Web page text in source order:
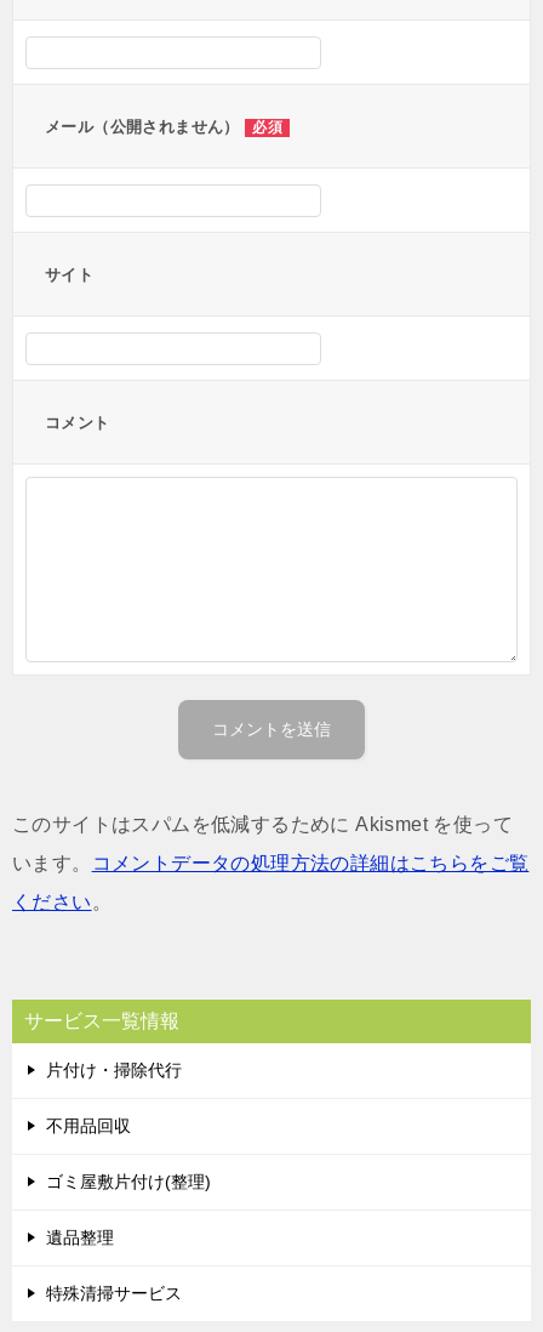
メール（公開されません） 必須
サイト
コメント
このサイトはスパムを低減するために Akismet を使って
います。
コメントデータの処理方法の詳細はこちらをご覧
ください 。
サービス一覧情報
片付け・掃除代行
不用品回収
ゴミ屋敷片付け(整理)
遺品整理
特殊清掃サービス